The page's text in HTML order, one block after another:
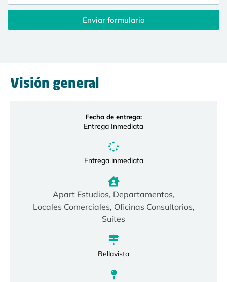
Visión general
Fecha de entrega:
Entrega Inmediata
Entrega inmediata
Apart Estudios, Departamentos,
Locales Comerciales, Oficinas Consultorios,
Suites
Bellavista
Enviar formulario